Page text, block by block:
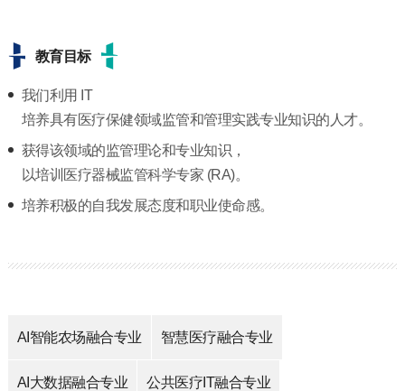
教育目标
我们利用 IT
培养具有医疗保健领域监管和管理实践专业知识的人才。
获得该领域的监管理论和专业知识，
以培训医疗器械监管科学专家 (RA)。
培养积极的自我发展态度和职业使命感。
AI智能农场融合专业 智慧医疗融合专业
AI大数据融合专业 公共医疗IT融合专业